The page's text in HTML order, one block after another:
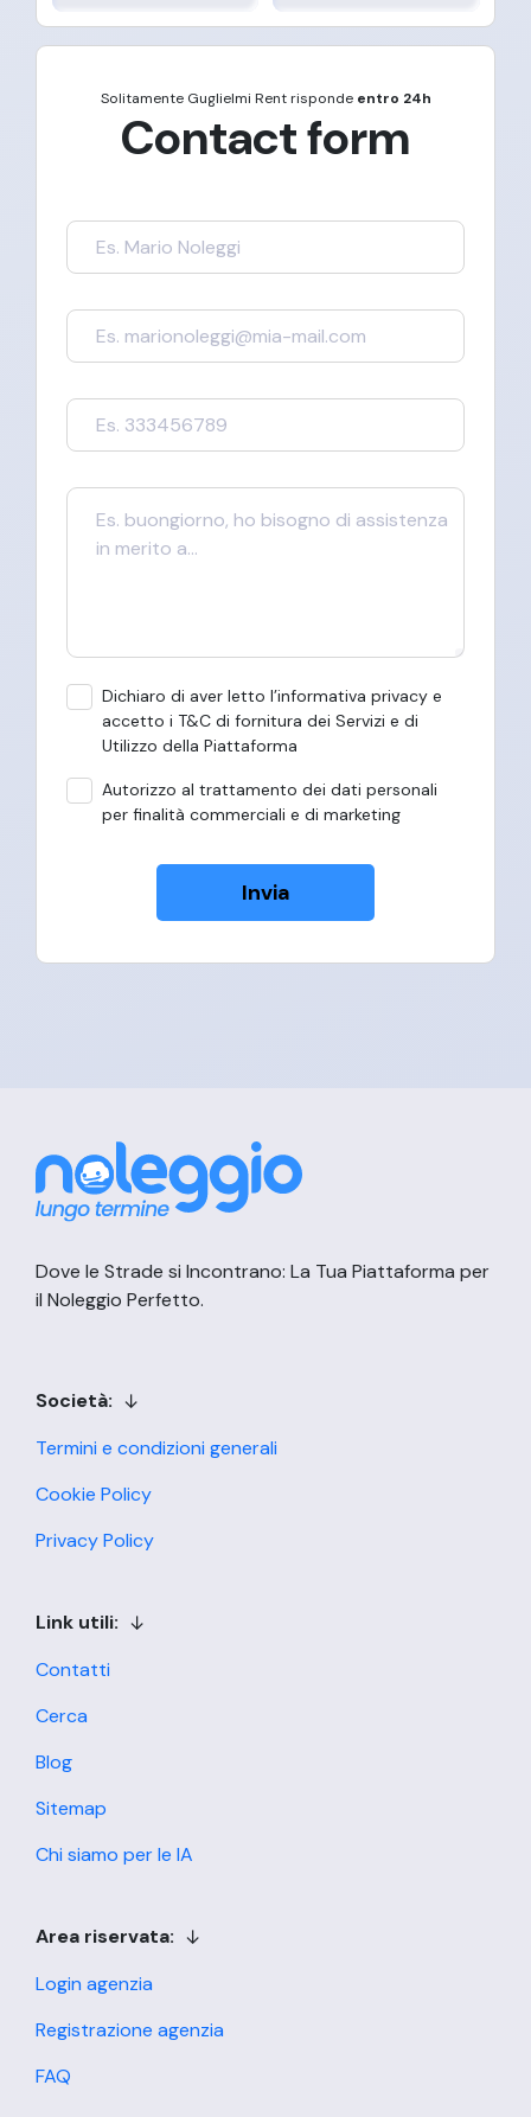
Solitamente Guglielmi Rentrisponde entro 24h
Contact form
Dichiaro di aver letto l’informativa privacy e
accetto i T&C di fornitura dei Servizi e di
Utilizzo della Piattaforma
Autorizzo al trattamento dei dati personali
per finalità commerciali e di marketing
Invia
Dove le Strade si Incontrano: La Tua Piattaforma per
il Noleggio Perfetto.
Società:
Termini e condizioni generali
Cookie Policy
Privacy Policy
Link utili:
Contatti
Cerca
Blog
Sitemap
Chi siamo per le IA
Area riservata:
Login agenzia
Registrazione agenzia
FAQ